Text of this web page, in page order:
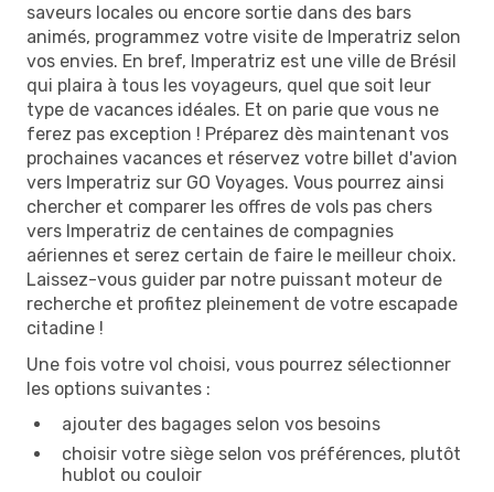
saveurs locales ou encore sortie dans des bars
animés, programmez votre visite de Imperatriz selon
vos envies. En bref, Imperatriz est une ville de Brésil
qui plaira à tous les voyageurs, quel que soit leur
type de vacances idéales. Et on parie que vous ne
ferez pas exception ! Préparez dès maintenant vos
prochaines vacances et réservez votre billet d'avion
vers Imperatriz sur GO Voyages. Vous pourrez ainsi
chercher et comparer les offres de vols pas chers
vers Imperatriz de centaines de compagnies
aériennes et serez certain de faire le meilleur choix.
Laissez-vous guider par notre puissant moteur de
recherche et profitez pleinement de votre escapade
citadine !
Une fois votre vol choisi, vous pourrez sélectionner
les options suivantes :
ajouter des bagages selon vos besoins
choisir votre siège selon vos préférences, plutôt
hublot ou couloir